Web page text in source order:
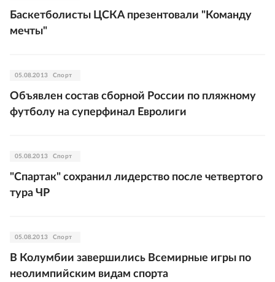
Баскетболисты ЦСКА презентовали "Команду
мечты"
05.08.2013 Спорт
Объявлен состав сборной России по пляжному
футболу на суперфинал Евролиги
05.08.2013 Спорт
"Спартак" сохранил лидерство после четвертого
тура ЧР
05.08.2013 Спорт
В Колумбии завершились Всемирные игры по
неолимпийским видам спорта